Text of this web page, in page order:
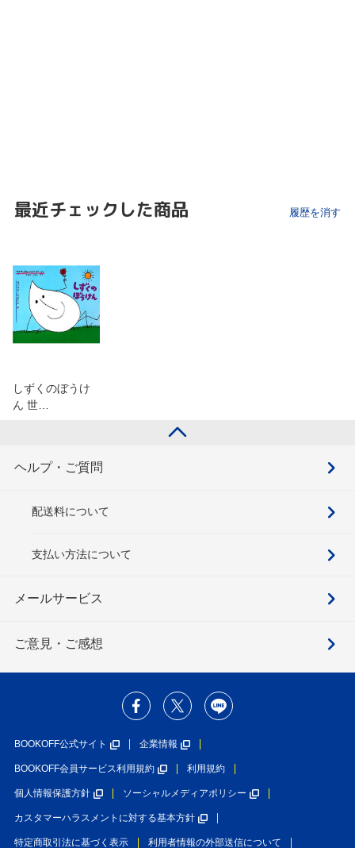
最近チェックした商品 履歴を消す
しずくのぼうけ
ん 世…
ヘルプ・ご質問
配送料について
支払い方法について
メールサービス
ご意見・ご感想
BOOKOFF公式サイト 企業情報
BOOKOFF会員サービス利用規約 利用規約
個人情報保護方針 ソーシャルメディアポリシー
カスタマーハラスメントに対する基本方針
特定商取引法に基づく表示 利用者情報の外部送信について